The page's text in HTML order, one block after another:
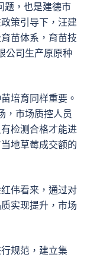
题，也是建德市
策引导下，汪建
苗体系，育苗技
公司生产原原种
培育同样重要。
，市场质控人员
检测合格才能进
地草莓成交额的
伟看来，通过对
实现提升，市场
规范，建立集